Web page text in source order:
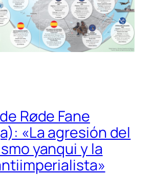
Røde Fane
«La agresión del
yanqui y la